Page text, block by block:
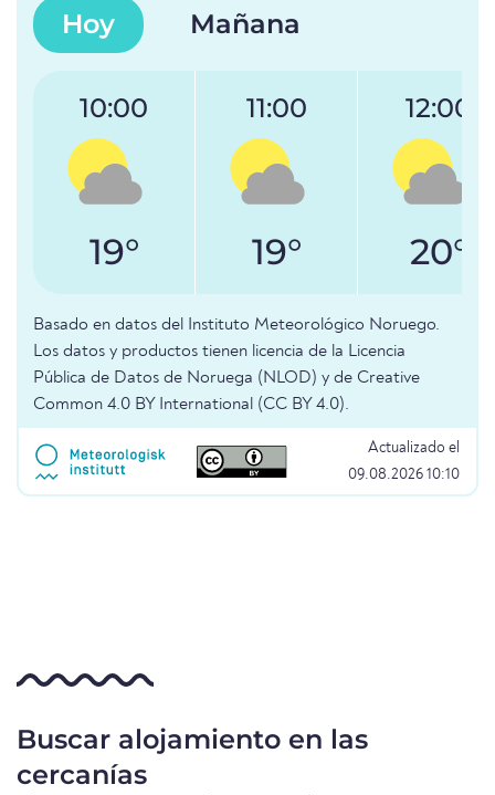
Hoy Mañana
10:00
19°
11:00
19°
12:00
20°
Basado en datos del Instituto Meteorológico Noruego.
Los datos y productos tienen licencia de la Licencia
Pública de Datos de Noruega (NLOD) y de Creative
Common 4.0 BY International (CC BY 4.0).
Actualizado el
09.08.2026 10:10
Buscar alojamiento en las
cercanías